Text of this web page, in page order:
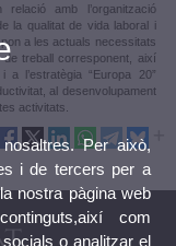
amb l’organització
la qualitat de vida laboral i
a les actuals necessitats
treball corresponent, així
l’estratègia “Europa 20”
al desenvolupament
activitats.
Per això,
i de tercers per a
nostra pàgina web
com
o analitzar el